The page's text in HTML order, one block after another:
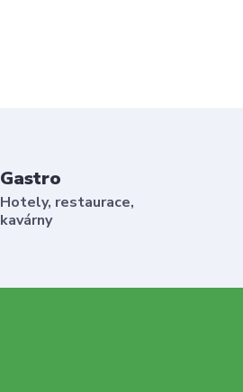
Gastro
Hotely, restaurace,
kavárny